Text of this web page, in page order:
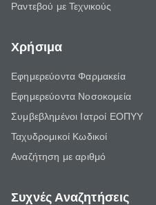
Ραντεβού με Τεχνικούς
Χρήσιμα
Εφημερεύοντα Φαρμακεία
Εφημερεύοντα Νοσοκομεία
Συμβεβλημένοι Ιατροί ΕΟΠΥΥ
Ταχυδρομικοί Κωδικοί
Αναζήτηση με αριθμό
Συχνές Αναζητήσεις